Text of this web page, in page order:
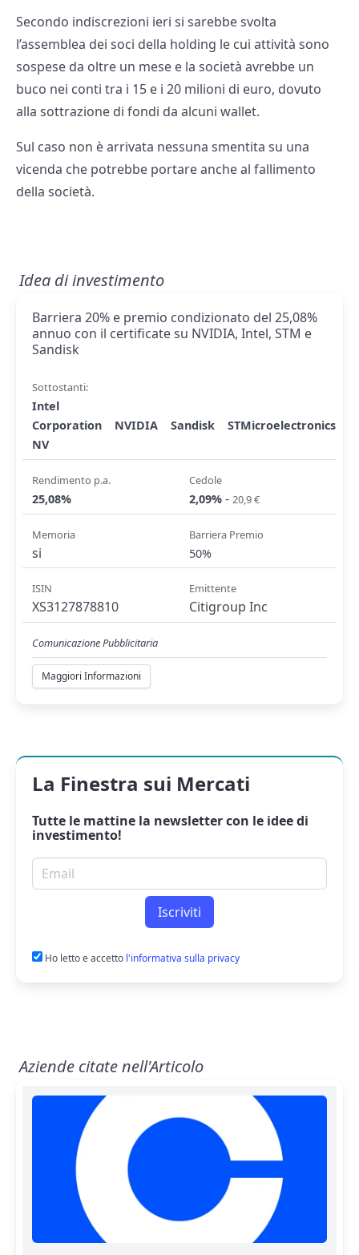
Secondo indiscrezioni ieri si sarebbe svolta
l’assemblea dei soci della holding le cui attività sono
sospese da oltre un mese e la società avrebbe un
buco nei conti tra i 15 e i 20 milioni di euro, dovuto
alla sottrazione di fondi da alcuni wallet.
Sul caso non è arrivata nessuna smentita su una
vicenda che potrebbe portare anche al fallimento
della società.
Idea di investimento
Barriera 20% e premio condizionato del 25,08%
annuo con il certificate su NVIDIA, Intel, STM e
Sandisk
Sottostanti:
Intel
Corporation
NVIDIA Sandisk
STMicroelectronics
NV
Rendimento p.a.
25,08%
Cedole
2,09% - 20,9 €
Memoria
si
Barriera Premio
50%
ISIN
XS3127878810
Emittente
Citigroup Inc
Comunicazione Pubblicitaria
Maggiori Informazioni
La Finestra sui Mercati
Tutte le mattine la newslettercon le idee di
investimento!
Email per newsletter
Iscriviti
Ho letto e accetto l'informativa sulla privacy
Aziende citate nell'Articolo